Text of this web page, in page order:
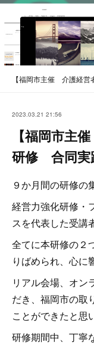
2023.03.21 21:56
【福岡市主
研修 合同実
９か月間の研修の
経営力強化研修・
スを代表した受講
全てに本研修の２
りばめられ、心に
リアル会場、オン
だき、福岡市の取
ことができたと思
研修期間中、丁寧